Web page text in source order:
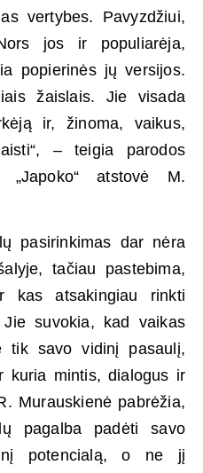
vertybes. Pavyzdžiui,
jos ir populiarėja,
popierinės jų versijos.
žaislais. Jie visada
ir, žinoma, vaikus,
– teigia parodos
„Japoko“ atstovė M.
pasirinkimas dar nėra
tačiau pastebima,
kas atsakingiau rinkti
suvokia, kad vaikas
tik savo vidinį pasaulį,
kuria mintis, dialogus ir
Murauskienė pabrėžia,
pagalba padėti savo
potencialą, o ne jį